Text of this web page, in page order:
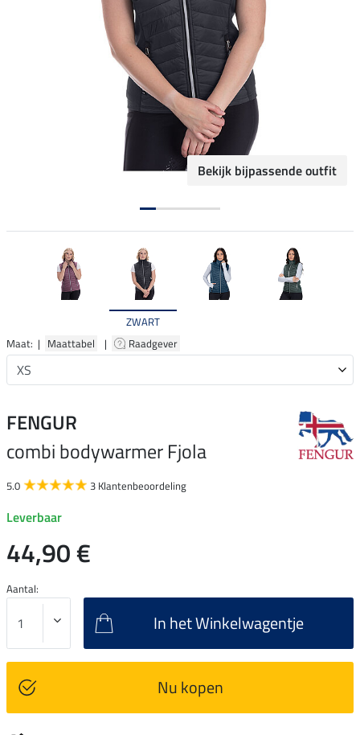
Bekijk bijpassende outfit
ZWART
Maat: | Maattabel | Raadgever
FENGUR
combi bodywarmer Fjola
5.0 3 Klantenbeoordeling
Leverbaar
44,90 €
Aantal:
In het Winkelwagentje
Nu kopen